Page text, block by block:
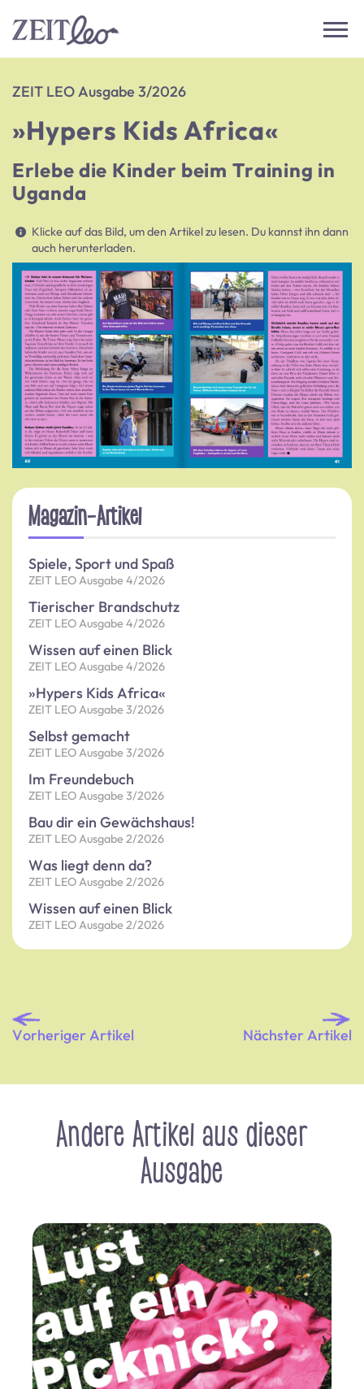
ZEIT LEO Ausgabe 3/2026
»Hypers Kids Africa«
Erlebe die Kinder beim Training in
Uganda
Klicke auf das Bild, um den Artikel zu lesen. Du kannst ihn dann
auch herunterladen.
Magazin-Artikel
Spiele, Sport und Spaß
ZEIT LEO Ausgabe 4/2026
Tierischer Brandschutz
ZEIT LEO Ausgabe 4/2026
Wissen auf einen Blick
ZEIT LEO Ausgabe 4/2026
»Hypers Kids Africa«
ZEIT LEO Ausgabe 3/2026
Selbst gemacht
ZEIT LEO Ausgabe 3/2026
Im Freundebuch
ZEIT LEO Ausgabe 3/2026
Bau dir ein Gewächshaus!
ZEIT LEO Ausgabe 2/2026
Was liegt denn da?
ZEIT LEO Ausgabe 2/2026
Wissen auf einen Blick
ZEIT LEO Ausgabe 2/2026
Vorheriger Artikel Nächster Artikel
Andere Artikel aus dieser
Ausgabe